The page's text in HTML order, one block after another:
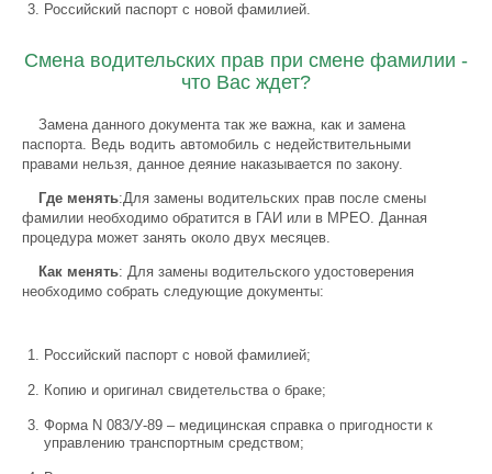
Российский паспорт с новой фамилией.
Смена водительских прав при смене фамилии -
что Вас ждет?
Замена данного документа так же важна, как и замена
паспорта. Ведь водить автомобиль с недействительными
правами нельзя, данное деяние наказывается по закону.
Где менять:Для замены водительских прав после смены
фамилии необходимо обратится в ГАИ или в МРЕО. Данная
процедура может занять около двух месяцев.
Как менять: Для замены водительского удостоверения
необходимо собрать следующие документы:
Российский паспорт с новой фамилией;
Копию и оригинал свидетельства о браке;
Форма N 083/У-89 – медицинская справка о пригодности к
управлению транспортным средством;